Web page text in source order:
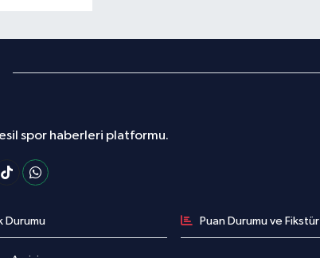
spor haberleri platformu.
Durumu Puan Durumu ve Fikstür